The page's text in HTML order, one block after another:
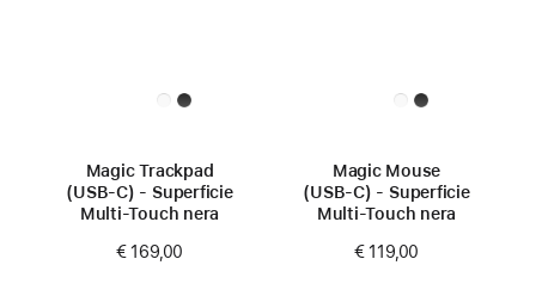
Magic Trackpad
(USB‑C) - Superficie
Multi‑Touch nera
€ 169,00
Magic Mouse
(USB‑C) - Superficie
Multi‑Touch nera
€ 119,00